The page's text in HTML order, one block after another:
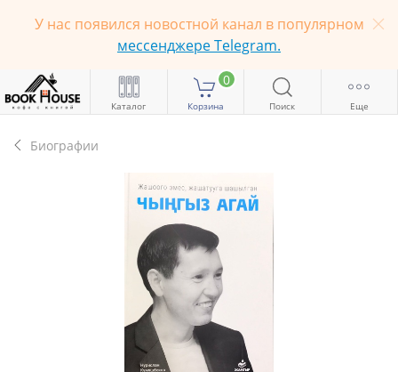
У нас появился новостной канал в популярном
мессенджере Telegram.
Каталог
0
Корзина Поиск Еще
Биографии